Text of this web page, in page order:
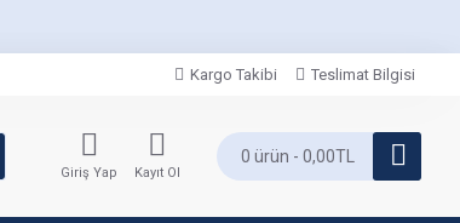
Kargo Takibi Teslimat Bilgisi
Giriş Yap Kayıt Ol
0 ürün - 0,00TL